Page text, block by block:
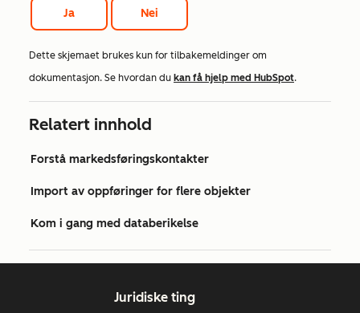
Ja Nei
Dette skjemaet brukes kun for tilbakemeldinger om
dokumentasjon. Se hvordan du kan få hjelp med HubSpot.
Relatert innhold
Forstå markedsføringskontakter
Import av oppføringer for flere objekter
Kom i gang med databerikelse
Juridiske ting